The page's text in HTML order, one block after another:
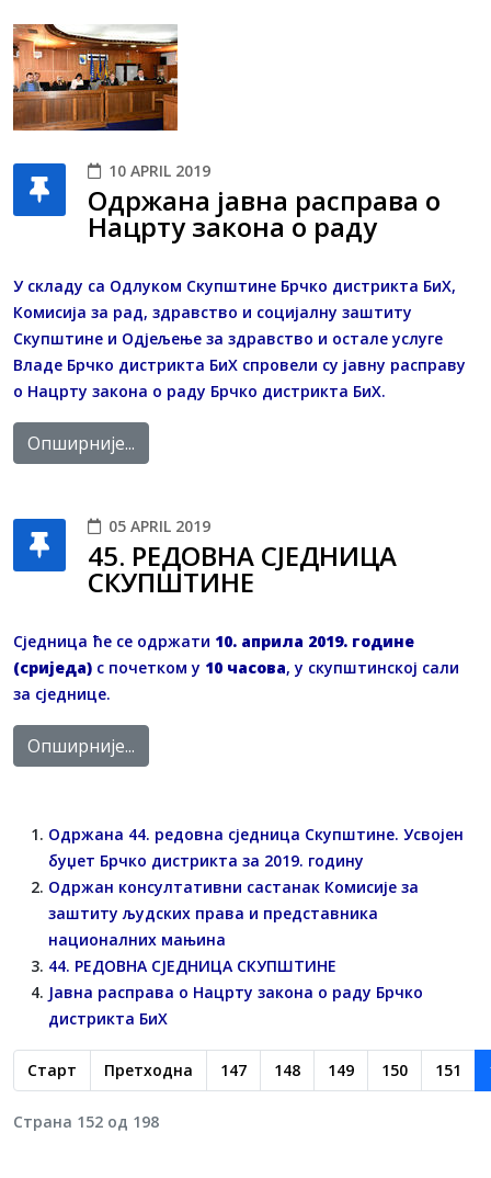
10 APRIL 2019
Одржана јавна расправа о
Нацрту закона о раду
У складу са Одлуком Скупштине Брчко дистрикта БиХ,
Комисија за рад, здравство и социјалну заштиту
Скупштине и Одјељење за здравство и остале услуге
Владе Брчко дистрикта БиХ спровели су јавну расправу
о Нацрту закона о раду Брчко дистрикта БиХ.
Опширније...
05 APRIL 2019
45. РЕДОВНA СЈЕДНИЦA
СКУПШТИНЕ
Сједница ће се одржати 10. априла 2019. године
(сриједа) с почетком у 10 часова, у скупштинској сали
за сједнице.
Опширније...
Одржана 44. редовна сједница Скупштине. Усвојен
буџет Брчко дистрикта за 2019. годину
Одржан консултативни састанак Комисије за
заштиту људских права и представника
националних мањина
44. РЕДОВНA СЈЕДНИЦA СКУПШТИНЕ
Јавна расправа о Нацрту закона о раду Брчко
дистрикта БиХ
Старт Претходна 147 148 149 150 151
Страна 152 од 198